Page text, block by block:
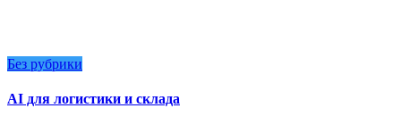
Без рубрики
AI для логистики и склада